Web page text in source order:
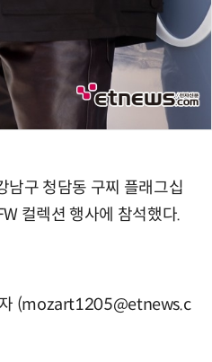
남구 청담동 구찌 플래그십
컬렉션 행사에 참석했다.
(mozart1205@etnews.c